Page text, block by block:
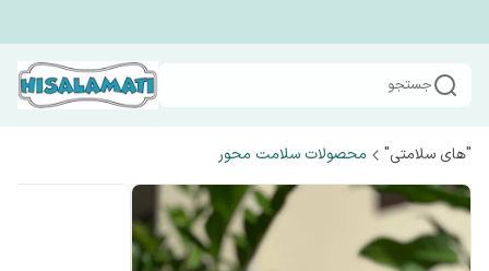
جستجو
"های سلامتی" محصولات سلامت محور